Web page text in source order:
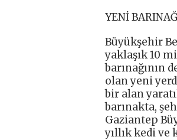
YENİ
Büyükşehir
yaklaşık 10
barınağının
olan yeni
bir alan
barınakta,
Gaziantep
yıllık kedi ve